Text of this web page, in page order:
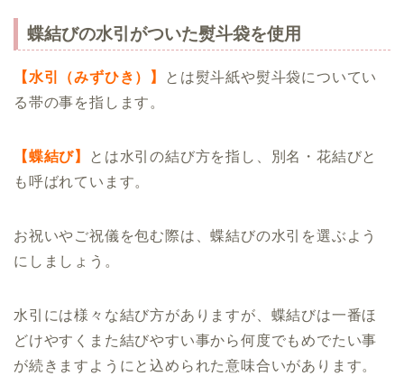
蝶結びの水引がついた熨斗袋を使用
【水引（みずひき）】
とは熨斗紙や熨斗袋についてい
る帯の事を指します。
【蝶結び】
とは水引の結び方を指し、別名・花結びと
も呼ばれています。
お祝いやご祝儀を包む際は、蝶結びの水引を選ぶよう
にしましょう。
水引には様々な結び方がありますが、蝶結びは一番ほ
どけやすくまた結びやすい事から何度でもめでたい事
が続きますようにと込められた意味合いがあります。